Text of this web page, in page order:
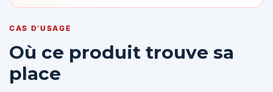
CAS D’USAGE
Où ce produit trouve sa
place